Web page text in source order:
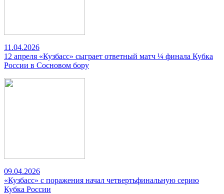
11.04.2026
12 апреля «Кузбасс» сыграет ответный матч ¼ финала Кубка
России в Сосновом бору
09.04.2026
«Кузбасс» с поражения начал четвертьфинальную серию
Кубка России